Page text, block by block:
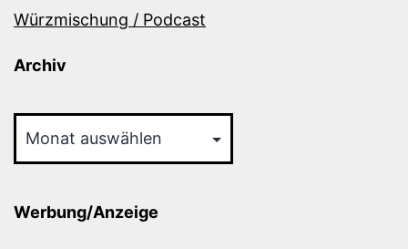
Würzmischung / Podcast
Archiv
Werbung/Anzeige